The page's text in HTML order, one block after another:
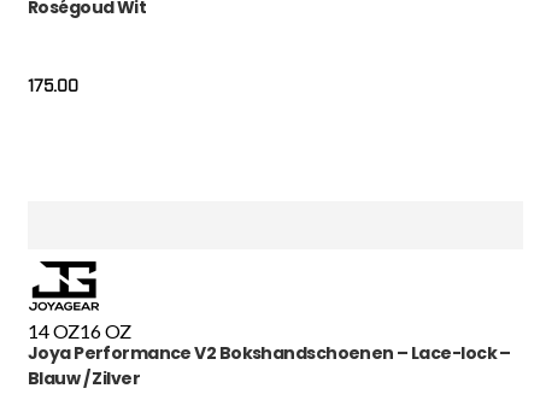
Roségoud Wit
175.00
14 OZ16 OZ
Joya Performance V2 Bokshandschoenen – Lace-lock –
Blauw / Zilver